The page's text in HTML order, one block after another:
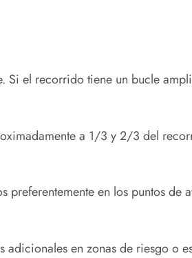
Si el recorrido tiene un bucle
a 1/3 y 2/3 del
en los puntos de
en zonas de riesgo o